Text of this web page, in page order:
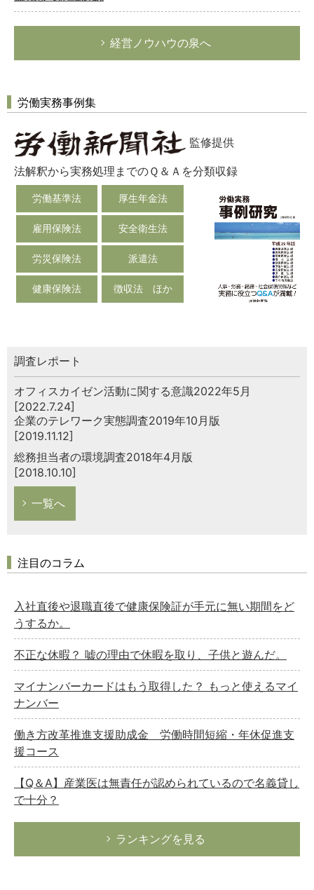
経営ノウハウの泉へ
労働実務事例集
監修提供
法解釈から実務処理までのＱ＆Ａを分類収録
労働基準法 厚生年金法
雇用保険法 安全衛生法
労災保険法 派遣法
健康保険法 徴収法 ほか
調査レポート
オフィスカイゼン活動に関する意識2022年5月
[2022.7.24]
企業のテレワーク実態調査2019年10月版
[2019.11.12]
総務担当者の環境調査2018年4月版
[2018.10.10]
一覧へ
注目のコラム
入社直後や退職直後で健康保険証が手元に無い期間をど
うするか。
不正な休暇？ 嘘の理由で休暇を取り、子供と遊んだ。
マイナンバーカードはもう取得した？ もっと使えるマイ
ナンバー
働き方改革推進支援助成金 労働時間短縮・年休促進支
援コース
【Q＆A】産業医は無責任が認められているので名義貸し
で十分？
ランキングを見る